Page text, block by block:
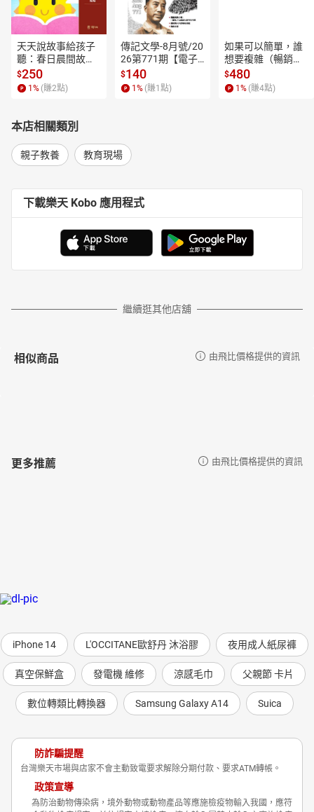
天天說故事給孩子
聽：春日晨間故事
【有聲書】
$250
1 % (賺2點)
傳記文學-8月號/20
26第771期【電子
書】
$140
1 % (賺1 點)
如果可以簡單，誰
想要複雜（暢銷經
典新編版）【電子
書】
$480
1 % (賺4點)
本店相關類別
親子教養 教育現場
下載樂天 Kobo 應用程式
繼續逛其他店舖
相似商品 由飛比價格提供的資訊
更多推薦 由飛比價格提供的資訊
iPhone 14 L'OCCITANE歐舒丹 沐浴膠 夜用成人紙尿褲
真空保鮮盒 發電機 維修 涼感毛巾 父親節 卡片
數位轉類比轉換器 Samsung Galaxy A14 Suica
防詐騙提醒
台灣樂天市場與店家不會主動致電要求解除分期付款、要求ATM轉帳。
政策宣導
為防治動物傳染病，境外動物或動物產品等應施檢疫物輸入我國，應符